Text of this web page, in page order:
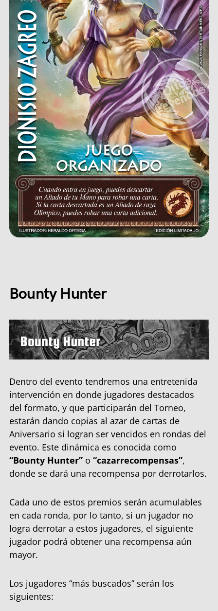
Bounty Hunter
Dentro del evento tendremos una entretenida
intervención en donde jugadores destacados
del formato, y que participarán del Torneo,
estarán dando copias al azar de cartas de
Aniversario si logran ser vencidos en rondas del
evento. Este dinámica es conocida como
“Bounty Hunter” o “cazarrecompensas”,
donde se dará una recompensa por derrotarlos.
Cada uno de estos premios serán acumulables
en cada ronda, por lo tanto, si un jugador no
logra derrotar a estos jugadores, el siguiente
jugador podrá obtener una recompensa aún
mayor.
Los jugadores “más buscados” serán los
siguientes: